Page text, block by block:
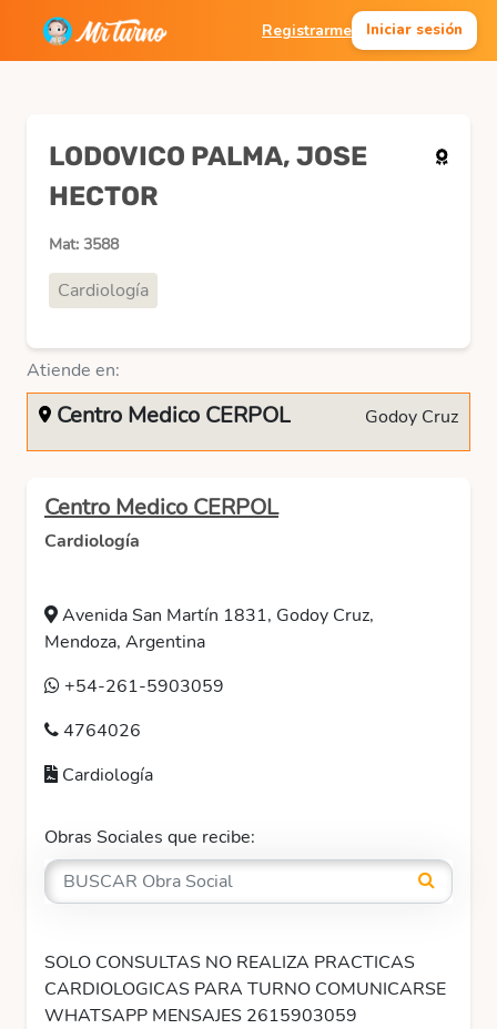
Registrarme Iniciar sesión
LODOVICO PALMA, JOSE
HECTOR
Mat: 3588
Cardiología
Atiende en:
Centro Medico CERPOL Godoy Cruz
Centro Medico CERPOL
Cardiología
Avenida San Martín 1831, Godoy Cruz,
Mendoza, Argentina
+54-261-5903059
4764026
Cardiología
Obras Sociales que recibe:
SOLO CONSULTAS NO REALIZA PRACTICAS
CARDIOLOGICAS PARA TURNO COMUNICARSE
WHATSAPP MENSAJES 2615903059